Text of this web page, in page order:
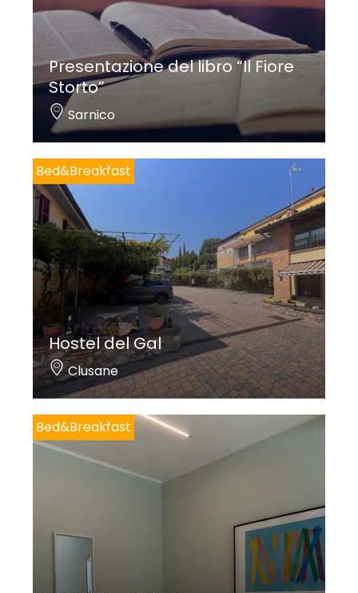
Presentazione del libro “Il Fiore
Storto”
Sarnico
Bed&Breakfast
Hostel del Gal
Clusane
Bed&Breakfast